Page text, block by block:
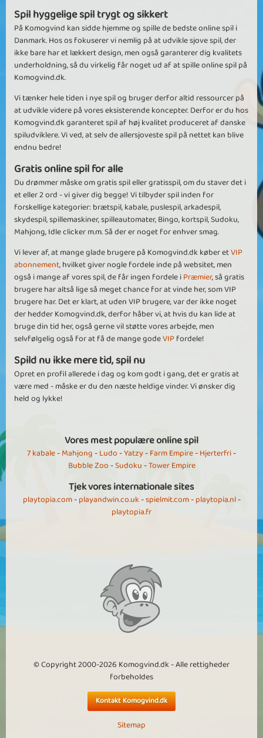
Spil hyggelige spil trygt og sikkert
På Komogvind kan sidde hjemme og spille de bedste online spil i
Danmark. Hos os fokuserer vi nemlig på at udvikle sjove spil, der
ikke bare har et lækkert design, men også garanterer dig kvalitets
underholdning, så du virkelig får noget ud af at spille online spil på
Komogvind.dk.
Vi tænker hele tiden i nye spil og bruger derfor altid ressourcer på
at udvikle videre på vores eksisterende koncepter. Derfor er du hos
Komogvind.dk garanteret spil af høj kvalitet produceret af danske
spiludviklere. Vi ved, at selv de allersjoveste spil på nettet kan blive
endnu bedre!
Gratis online spil for alle
Du drømmer måske om gratis spil eller gratisspil, om du staver det i
et eller 2 ord - vi giver dig begge! Vi tilbyder spil inden for
forskellige kategorier: brætspil, kabale, puslespil, arkadespil,
skydespil, spillemaskiner, spilleautomater, Bingo, kortspil, Sudoku,
Mahjong, Idle clicker m.m. Så der er noget for enhver smag.
Vi lever af, at mange glade brugere på Komogvind.dk køber etVIP
abonnement, hvilket giver nogle fordele inde på websitet, men
også i mange af vores spil, de får ingen fordele iPræmier, så gratis
brugere har altså lige så meget chance for at vinde her, som VIP
brugere har. Det er klart, at uden VIP brugere, var der ikke noget
der hedder Komogvind.dk, derfor håber vi, at hvis du kan lide at
bruge din tid her, også gerne vil støtte vores arbejde, men
selvfølgelig også for at få de mange godeVIPfordele!
Spild nu ikke mere tid, spil nu
Opret en profil allerede i dag og kom godt i gang, det er gratis at
være med - måske er du den næste heldige vinder. Vi ønsker dig
held og lykke!
Vores mest populære online spil
7 kabale-Mahjong-Ludo-Yatzy-Farm Empire-Hjerterfri-
Bubble Zoo-Sudoku-Tower Empire
Tjek vores internationale sites
playtopia.com-playandwin.co.uk-spielmit.com-playtopia.nl-
playtopia.fr
© Copyright 2000-2026 Komogvind.dk - Alle rettigheder
forbeholdes
Kontakt Komogvind.dk
Sitemap